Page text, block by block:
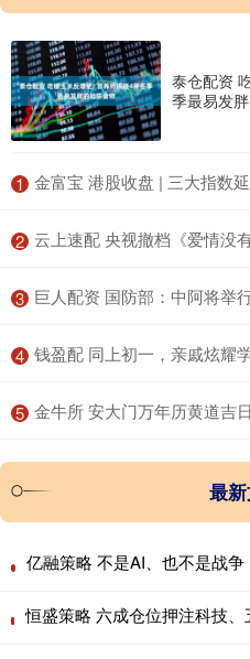
泰仓配资
季最易发
1 金富宝 港股收盘 | 三大指数延
2 云上速配 央视撤档《爱情没
3 巨人配资 国防部：中阿将举
4 钱盈配 同上初一，亲戚炫耀学习
5 金牛所 安大门万年历黄道吉
最
亿融策略 不是AI、也不是战